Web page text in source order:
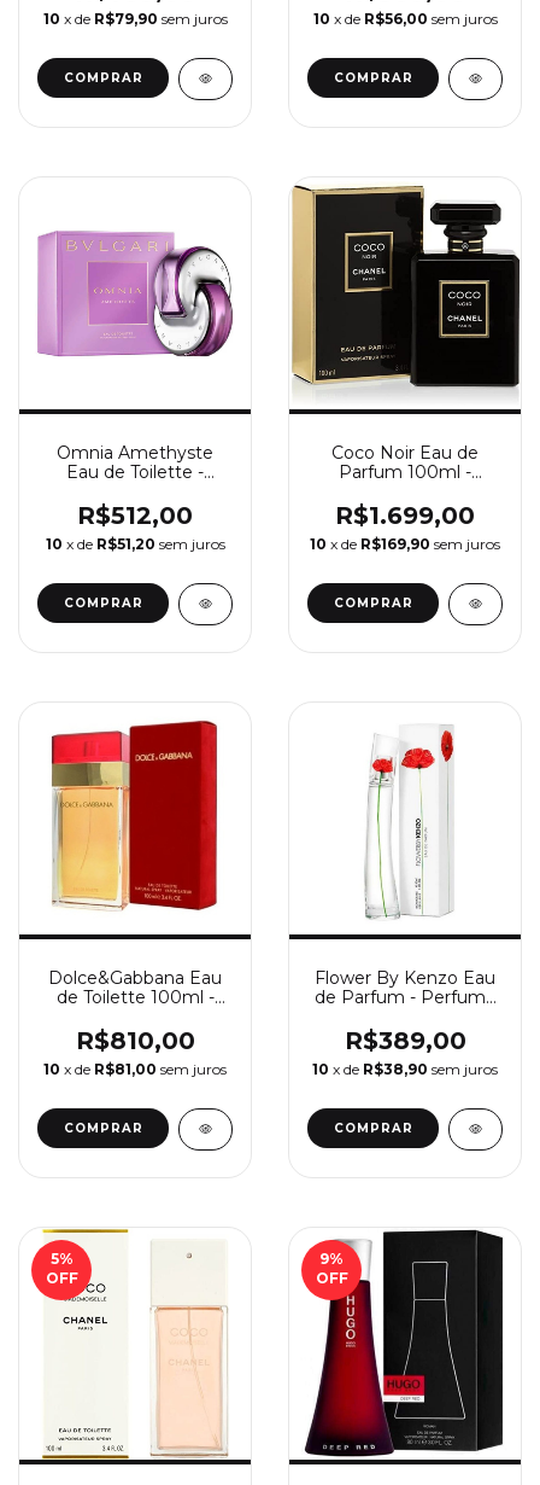
10 x de R$79,90 sem juros
COMPRAR
10 x de R$56,00 sem juros
COMPRAR
Omnia Amethyste
Eau de Toilette -
Bvlgari
R$512,00
10 x de R$51,20 sem juros
COMPRAR
Coco Noir Eau de
Parfum 100ml -
Chanel
R$1.699,00
10 x de R$169,90 sem juros
COMPRAR
Dolce&Gabbana Eau
de Toilette 100ml -
Dolce&Gabbana
R$810,00
10 x de R$81,00 sem juros
COMPRAR
Flower By Kenzo Eau
de Parfum - Perfume
R$389,00
10 x de R$38,90 sem juros
COMPRAR
5%
OFF
9%
OFF